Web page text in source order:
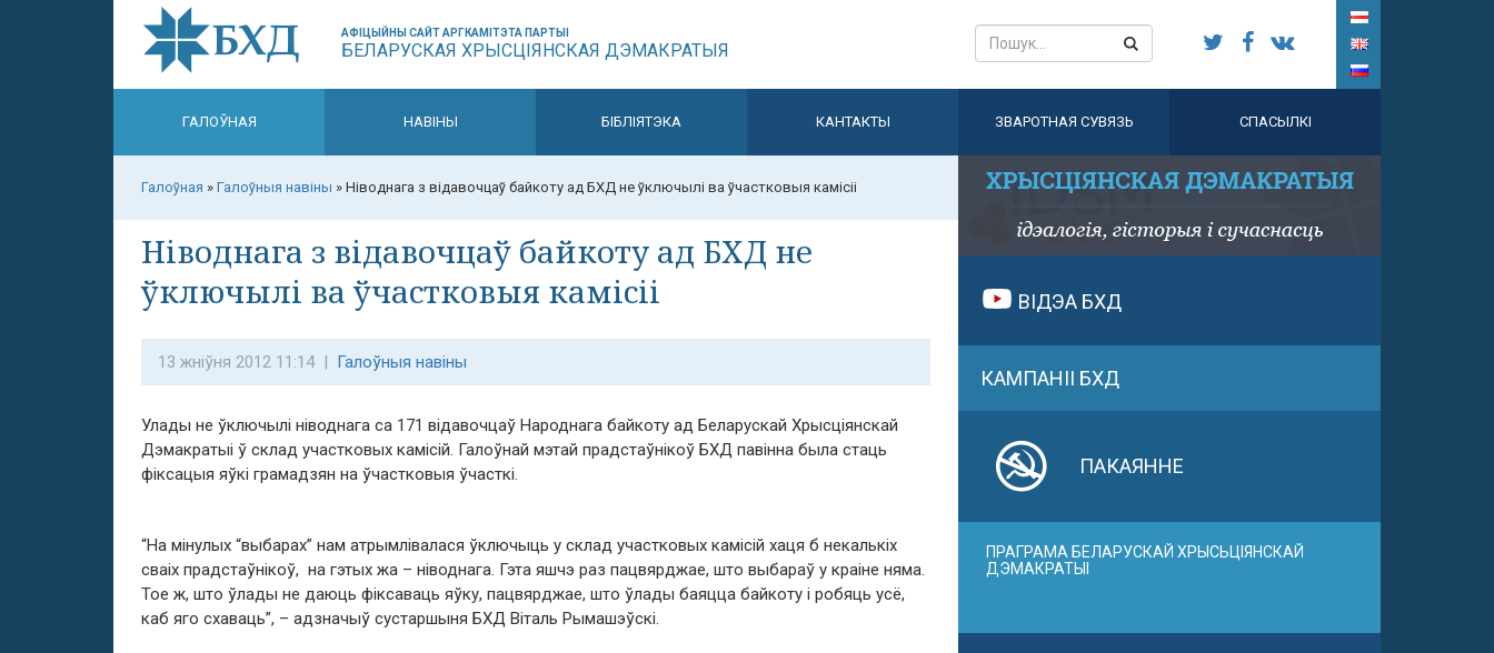
АФІЦЫЙНЫ САЙТ АРГКАМІТЭТА ПАРТЫІ
БЕЛАРУСКАЯ ХРЫСЦІЯНСКАЯ ДЭМАКРАТЫЯ
ГАЛОЎНАЯ НАВІНЫ БІБЛІЯТЭКА КАНТАКТЫ ЗВАРОТНАЯ СУВЯЗЬ СПАСЫЛКІ
Галоўная » Галоўныя навіны » Ніводнага з відавочцаў байкоту ад БХД не ўключылі ва ўчастковыя камісіі
Ніводнага з відавочцаў байкоту ад БХД не
ўключылі ва ўчастковыя камісіі
13 жніўня 2012 11:14 | Галоўныя навіны
Улады не ўключылі ніводнага са 171 відавочцаў Народнага байкоту ад Беларускай Хрысціянскай
Дэмакратыі ў склад участковых камісій. Галоўнай мэтай прадстаўнікоў БХД павінна была стаць
фіксацыя яўкі грамадзян на ўчастковыя ўчасткі.
“На мінулых “выбарах” нам атрымлівалася ўключыць у склад участковых камісій хаця б некалькіх
сваіх прадстаўнікоў, на гэтых жа – ніводнага. Гэта яшчэ раз пацвярджае, што выбараў у краіне няма.
Тое ж, што ўлады не даюць фіксаваць яўку, пацвярджае, што ўлады баяцца байкоту і робяць усё,
каб яго схаваць”, – адзначыў сустаршыня БХД Віталь Рымашэўскі.
ВІДЭА БХД
КАМПАНІІ БХД
ПАКАЯННЕ
ПРАГРАМА БЕЛАРУСКАЙ ХРЫСЬЦІЯНСКАЙ
ДЭМАКРАТЫІ